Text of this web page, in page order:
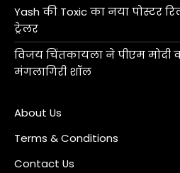
Yash की Toxic का नया पोस्टर
ट्रेलर
विजय चिंतकायला ने पीएम मोदी
मंगलागिरी शॉल
About Us
Terms & Conditions
Contact Us